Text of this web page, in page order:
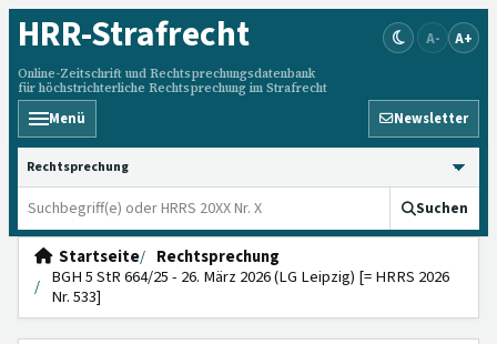
HRR-Strafrecht
Online-Zeitschrift und Rechtsprechungsdatenbank
für höchstrichterliche Rechtsprechung im Strafrecht
A- A+
Menü Newsletter
HRRS durchsuchen
Suchen
Startseite
Rechtsprechung
BGH 5 StR 664/25 - 26. März 2026 (LG Leipzig) [= HRRS 2026
Nr. 533]